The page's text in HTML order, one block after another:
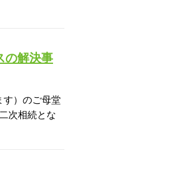
の解決事
）のご母堂
次相続とな